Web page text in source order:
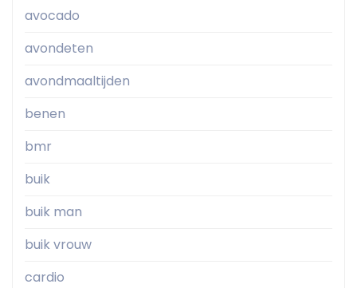
avocado
avondeten
avondmaaltijden
benen
bmr
buik
buik man
buik vrouw
cardio